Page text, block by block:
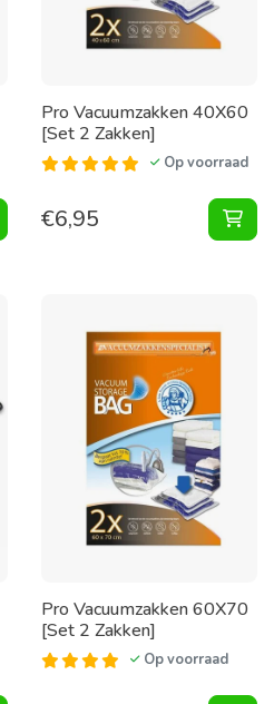
Pakket Vacuumzakken
Pro Vacuumzakken 40X60
[Set 2 Zakken]
Op voorraad
€6,95
Pro Vacuumzakken 60X70
[Set 2 Zakken]
Op voorraad